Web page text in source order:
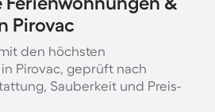
Pirovac
den höchsten
Pirovac, geprüft nach
Sauberkeit und Preis-